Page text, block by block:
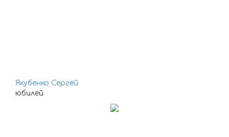
Якубенко Сергей
юбилей